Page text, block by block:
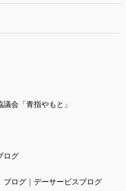
会「青指やもと」
ログ
ブログ ｜ デーサービスブログ